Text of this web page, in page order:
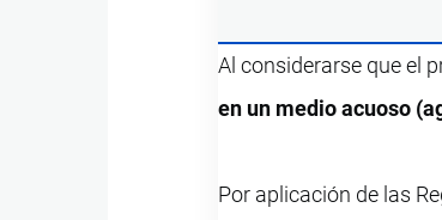
Al considerarse que el
en un medio acuoso
Por aplicación de las